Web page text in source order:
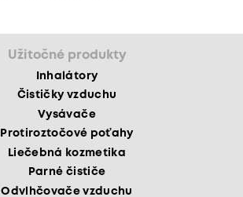
Užitočné produkty
Inhalátory
Čističky vzduchu
Vysávače
Protiroztočové poťahy
Liečebná kozmetika
Parné čističe
Odvlhčovače vzduchu